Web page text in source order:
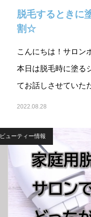
脱毛するときに
割☆￼
こんにちは！サロン
本日は脱毛時に塗る
てお話しさせていた
2022.08.28
ビューティー情報